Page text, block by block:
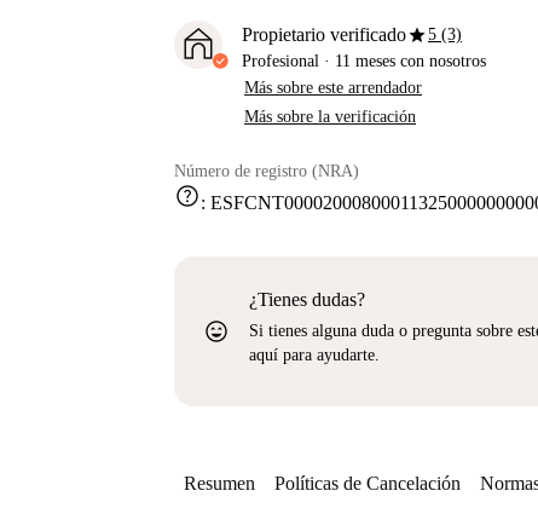
Propietario verificadostar5 (3)
Profesional · 11 meses con nosotros
Más sobre este arrendador
Más sobre la verificación
Número de registro (NRA)
help:
sentiment_very_satisfied
¿Tienes dudas?
Si tienes alguna duda o pregunta sobre
aquí para ayudarte.
Resumen Políticas de Cancelación